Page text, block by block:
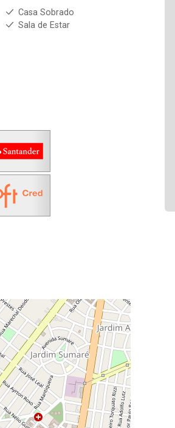
Casa Sobrado
Sala de Estar